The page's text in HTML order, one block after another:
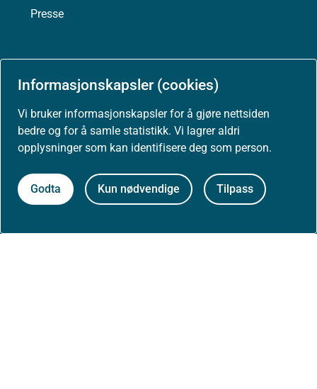
Informasjonskapsler (cookies)
Vi bruker informasjonskapsler for å gjøre nettsiden
bedre og for å samle statistikk. Vi lagrer aldri
opplysninger som kan identifisere deg som person.
Godta Kun nødvendige Tilpass
Presse
Om nettstedet
Personvernerklæring
Besøksstatistikk og informasjonskapsler
Nyhetsvarsel og abonnement